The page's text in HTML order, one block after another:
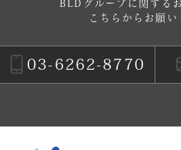
BLDグループに関する
こちらからお願い
03-6262-8770